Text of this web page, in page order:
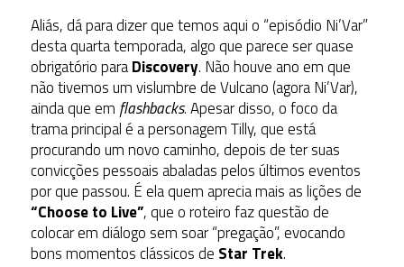
Aliás, dá para dizer que temos aqui o “episódio Ni’Var”
desta quarta temporada, algo que parece ser quase
obrigatório paraDiscovery. Não houve ano em que
não tivemos um vislumbre de Vulcano (agora Ni’Var),
ainda que em flashbacks. Apesar disso, o foco da
trama principal é a personagem Tilly, que está
procurando um novo caminho, depois de ter suas
convicções pessoais abaladas pelos últimos eventos
por que passou. É ela quem aprecia mais as lições de
“Choose to Live”, que o roteiro faz questão de
colocar em diálogo sem soar “pregação”, evocando
bons momentos clássicos de Star Trek.